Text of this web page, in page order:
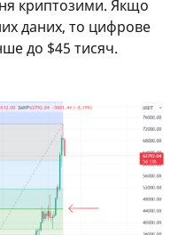
криптозими. Якщо
даних, то цифрове
до $45 тисяч.